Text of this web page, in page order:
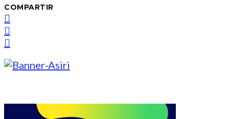
COMPARTIR